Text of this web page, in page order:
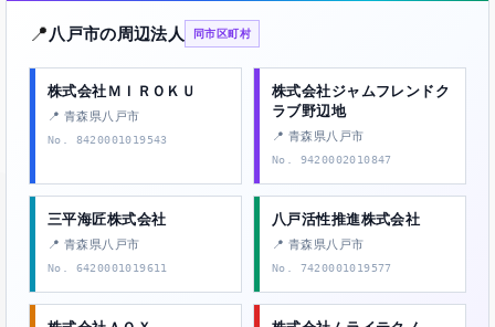
📍 八戸市の周辺法人 同市区町村
株式会社ＭＩＲＯＫＵ
📍 青森県八戸市
No. 8420001019543
株式会社ジャムフレンドク
ラブ野辺地
📍 青森県八戸市
No. 9420002010847
三平海匠株式会社
📍 青森県八戸市
No. 6420001019611
八戸活性推進株式会社
📍 青森県八戸市
No. 7420001019577